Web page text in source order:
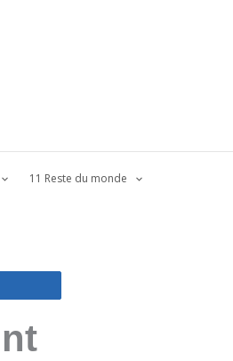
11 Reste du monde